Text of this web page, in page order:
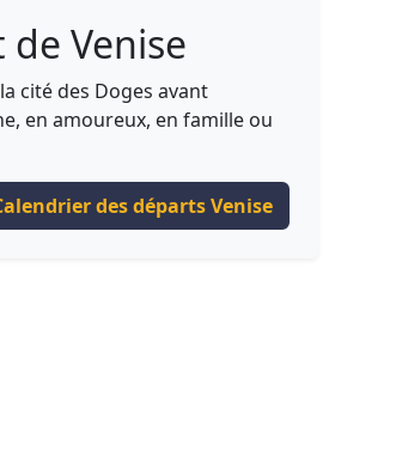
Venise
cité des Doges avant
en amoureux, en famille ou
des départs Venise